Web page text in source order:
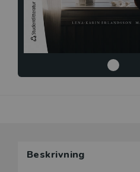
Beskrivning